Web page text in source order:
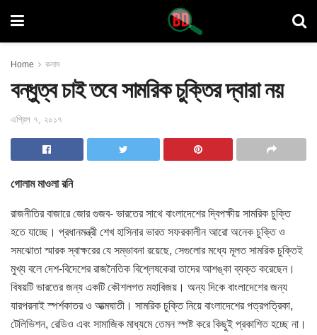
Home কলাম
বন্ধুত্ব চাই তবে সামরিক চুক্তির দ্বারা নয়
এপ্রিল ৭, ২০১৭
গোলাম মাওলা রনি
রাজনীতির বাজারে জোর গুজব- ভারতের সাথে বাংলাদেশের দ্বিপক্ষীয় সামরিক চুক্তি
হতে যাচ্ছে। প্রধানমন্ত্রী শেখ হাসিনার ভারত সফরকালীন আরো অনেক চুক্তি ও
সমঝোতা স্মারক স্বাক্ষরের যে সম্ভাবনা রয়েছে, সেগুলোর মধ্যে মূলত সামরিক চুক্তিই
মুখ্য বলে দেশ-বিদেশের রাজনৈতিক বিশ্লেষকেরা তাদের আশঙ্কা ব্যক্ত করেছেন।
বিষয়টি ভারতের জন্য একটি কৌশলগত মহাবিজয়। অন্য দিকে বাংলাদেশের জন্য
যারপরনাই স্পর্শকাতর ও আত্মঘাতী। সামরিক চুক্তি নিয়ে বাংলাদেশের পত্রপত্রিকা,
টেলিভিশন, রেডিও এবং সামাজিক মাধ্যমে তেমন স্পষ্ট করে কিছুই প্রকাশিত হচ্ছে না।